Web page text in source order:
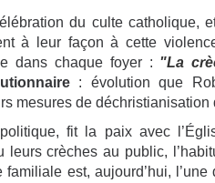
du culte catholique,
à leur façon à cette
dans chaque foyer : "La
: évolution que
mesures de déchristianisation
fit la paix avec
leurs crèches au public,
est, aujourd’hui, l’une